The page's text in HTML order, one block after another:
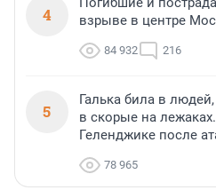
4
взрыве в центре
84 932 216
5
Галька била в
в скорые на
Геленджике после
78 965